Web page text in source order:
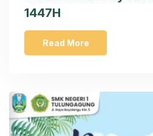
1447H
Read More